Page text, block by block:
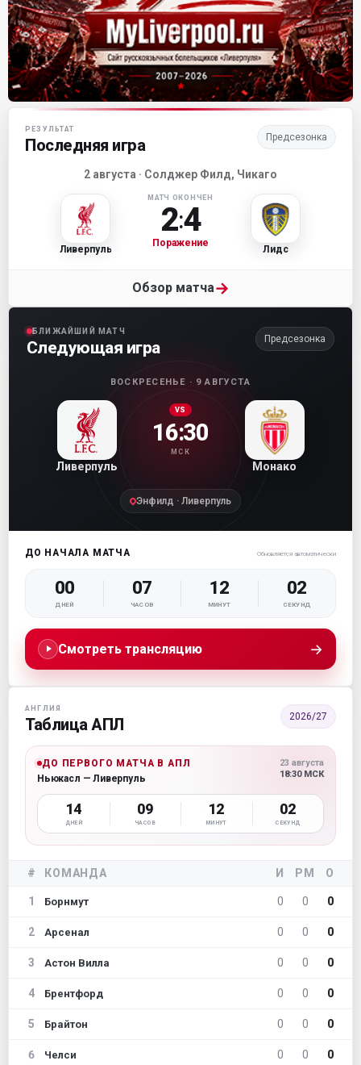
Матч-центр «Ливерпуля»
РЕЗУЛЬТАТ
Последняя игра Предсезонка
2 августа · Солджер Филд, Чикаго
Ливерпуль
МАТЧ ОКОНЧЕН
2:4
Поражение
Лидс
Обзор матча→
БЛИЖАЙШИЙ МАТЧ
Следующая игра Предсезонка
ВОСКРЕСЕНЬЕ · 9 АВГУСТА
Ливерпуль
VS
16:30
МСК
Монако
Энфилд · Ливерпуль
ДО НАЧАЛА МАТЧА Обновляется автоматически
00
ДНЕЙ
07
ЧАСОВ
12
МИНУТ
00
СЕКУНД
Смотреть трансляцию →
АНГЛИЯ
Таблица АПЛ 2026/27
ДО ПЕРВОГО МАТЧА В АПЛ
Ньюкасл — Ливерпуль
23 августа
18:30 МСК
14
ДНЕЙ
09
ЧАСОВ
12
МИНУТ
00
СЕКУНД
# КОМАНДА И РМ О
1 Борнмут 0 0 0
2 Арсенал 0 0 0
3 Астон Вилла 0 0 0
4 Брентфорд 0 0 0
5 Брайтон 0 0 0
6 Челси 0 0 0